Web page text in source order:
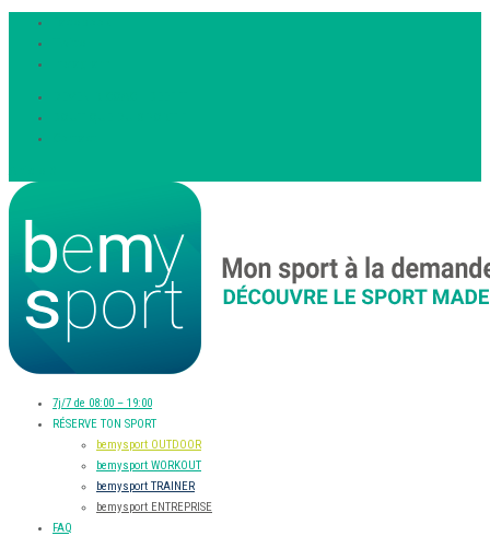
7j/7 de 08:00 – 19:00
RÉSERVE TON SPORT
bemysport OUTDOOR
bemysport WORKOUT
bemysport TRAINER
bemysport ENTREPRISE
FAQ